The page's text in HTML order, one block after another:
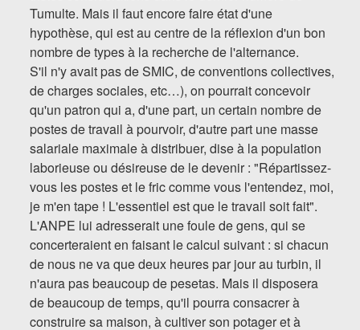
Ravignan
Gilbert Rist
Publications +
Articles
Actes de
colloques
Librairie +
Brochures
Livres
DVD
Tumulte. Mais il faut encore faire état d'une
hypothèse, qui est au centre de la réflexion d'un bon
nombre de types à la recherche de l'alternance.
S'il n'y avait pas de SMIC, de conventions collectives,
de charges sociales, etc…), on pourrait concevoir
qu'un patron qui a, d'une part, un certain nombre de
postes de travail à pourvoir, d'autre part une masse
salariale maximale à distribuer, dise à la population
laborieuse ou désireuse de le devenir : "Répartissez-
vous les postes et le fric comme vous l'entendez, moi,
je m'en tape ! L'essentiel est que le travail soit fait".
L'ANPE lui adresserait une foule de gens, qui se
concerteraient en faisant le calcul suivant : si chacun
de nous ne va que deux heures par jour au turbin, il
n'aura pas beaucoup de pesetas. Mais il disposera
de beaucoup de temps, qu'il pourra consacrer à
construire sa maison, à cultiver son potager et à